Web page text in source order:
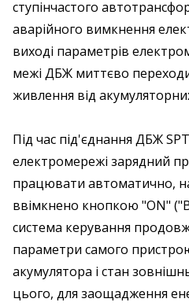
ступінчастого
аварійного вимкнення
виході параметрів
межі ДБЖ миттєво
живлення від
Під час під'єднання ДБЖ
електромережі зарядний
працювати автоматично,
ввімкнено кнопкою "ON"
система керування
параметри самого
акумулятора і стан
цього, для заощадження